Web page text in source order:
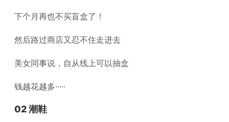
下个月再也不买盲盒了！
然后路过商店又忍不住走进去
美女同事说，自从线上可以抽盒
钱越花越多·····
02 潮鞋